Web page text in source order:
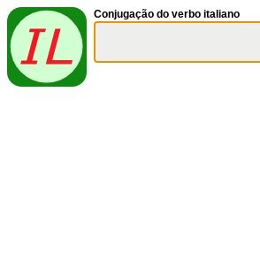
Conjugação do verbo italiano